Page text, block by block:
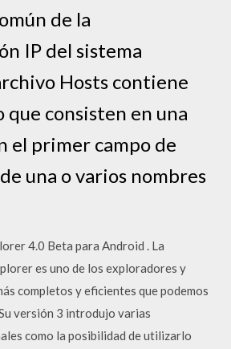
de la
IP del sistema
Hosts contiene
que consisten en una
el primer campo de
una o varios nombres
4.0 Beta para Android . La
es uno de los exploradores y
completos y eficientes que podemos
versión 3 introdujo varias
como la posibilidad de utilizarlo